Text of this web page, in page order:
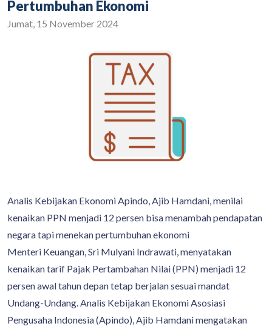
Pertumbuhan Ekonomi
Jumat, 15 November 2024
Analis Kebijakan Ekonomi Apindo, Ajib Hamdani, menilai
kenaikan PPN menjadi 12 persen bisa menambah pendapatan
negara tapi menekan pertumbuhan ekonomi
Menteri Keuangan, Sri Mulyani Indrawati, menyatakan
kenaikan tarif Pajak Pertambahan Nilai (PPN) menjadi 12
persen awal tahun depan tetap berjalan sesuai mandat
Undang-Undang. Analis Kebijakan Ekonomi Asosiasi
Pengusaha Indonesia (Apindo), Ajib Hamdani mengatakan